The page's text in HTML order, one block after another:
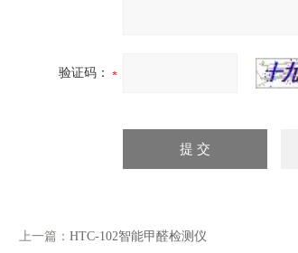
验证码：
上一篇： HTC-102智能甲醛检测仪